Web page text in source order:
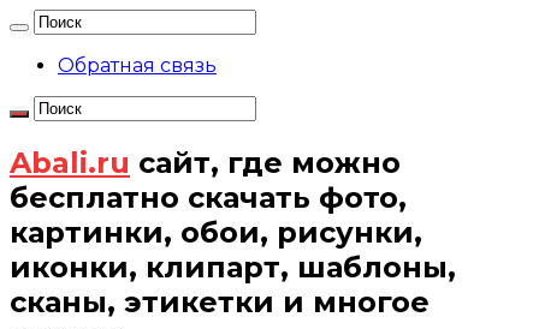
Обратная связь
Abali.ru сайт, где можно
бесплатно скачать фото,
картинки, обои, рисунки,
иконки, клипарт, шаблоны,
сканы, этикетки и многое